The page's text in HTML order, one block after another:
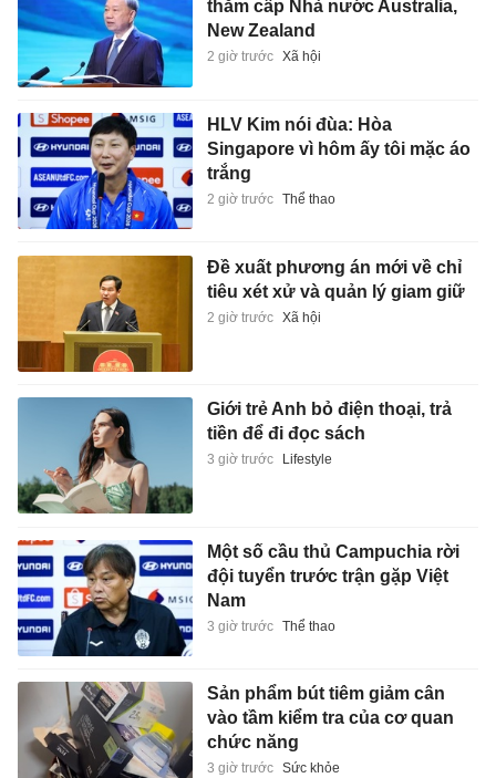
thăm cấp Nhà nước Australia,
New Zealand
2 giờ trước Xã hội
HLV Kim nói đùa: Hòa
Singapore vì hôm ấy tôi mặc áo
trắng
2 giờ trước Thể thao
Đề xuất phương án mới về chỉ
tiêu xét xử và quản lý giam giữ
2 giờ trước Xã hội
Giới trẻ Anh bỏ điện thoại, trả
tiền để đi đọc sách
3 giờ trước Lifestyle
Một số cầu thủ Campuchia rời
đội tuyển trước trận gặp Việt
Nam
3 giờ trước Thể thao
Sản phẩm bút tiêm giảm cân
vào tầm kiểm tra của cơ quan
chức năng
3 giờ trước Sức khỏe